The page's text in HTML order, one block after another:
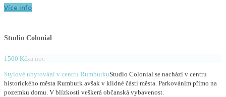
Více info
Studio Colonial
1500 Kčza noc
Stylové ubytování v centru RumburkuStudio Colonial se nachází v centru
historického města Rumburk avšak v klidné části města. Parkováním přímo na
pozemku domu. V blízkosti veškerá občanská vybavenost.